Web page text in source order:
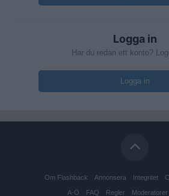
Logga in
Har du redan ett konto?
Logga in
Om Flashback Annonsera Integritet
A-Ö FAQ Regler Moderatorer